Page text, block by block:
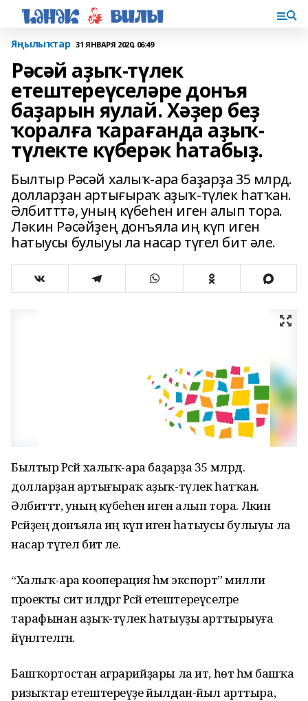
Яңылыҡтар 31 ЯНВАРЯ 2020, 06:49
Рәсәй аҙыҡ-түлек
етештереүселәре донъя
баҙарын яулай. Хәҙер беҙ
ҡоралға ҡарағанда аҙыҡ-
түлекте күберәк һатабыҙ.
Былтыр Рәсәй халыҡ-ара баҙарҙа 35 млрд.
долларҙан артығыраҡ аҙыҡ-түлек һатҡан.
Әлбитттә, уның күбеһен иген алып тора.
Ләкин Рәсәйҙең донъяла иң күп иген
һатыусы булыуы ла насар түгел бит әле.
Былтыр Рәсәй халыҡ-ара баҙарҙа 35 млрд.
долларҙан артығыраҡ аҙыҡ-түлек һатҡан.
Әлбитттә, уның күбеһен иген алып тора. Ләкин
Рәсәйҙең донъяла иң күп иген һатыусы булыуы ла
насар түгел бит әле.
“Халыҡ-ара кооперация һәм экспорт” милли
проекты сит илдәргә Рәсәй етештереүселәре
тарафынан аҙыҡ-түлек һатыуҙы арттырыуға
йүнәлтелгән.
Башҡортостан аграрийҙары ла ит, һөт һәм башҡа
ризыҡтар етештереүҙе йылдан-йыл арттыра,